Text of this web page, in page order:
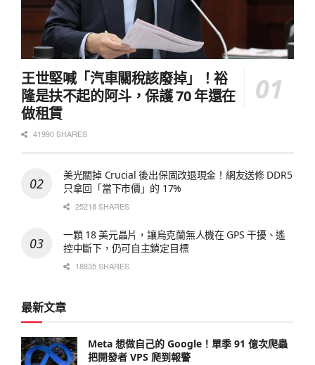
王世堅喊「汽車關稅該廢掉」！裕
隆是扶不起的阿斗，保護 70 年還在
做租賃
41990 SHARES
美光關掉 Crucial 後出保固改退現金！網友送修 DDR5
只拿回「當下市價」的 17%
25218 SHARES
一顆 18 美元晶片，讓烏克蘭無人機在 GPS 干擾、遙
控中斷下，仍可自主鎖定目標
18835 SHARES
最新文章
Meta 想做自己的 Google！單季 91 億次爬蟲
把開發者 VPS 爬到報警